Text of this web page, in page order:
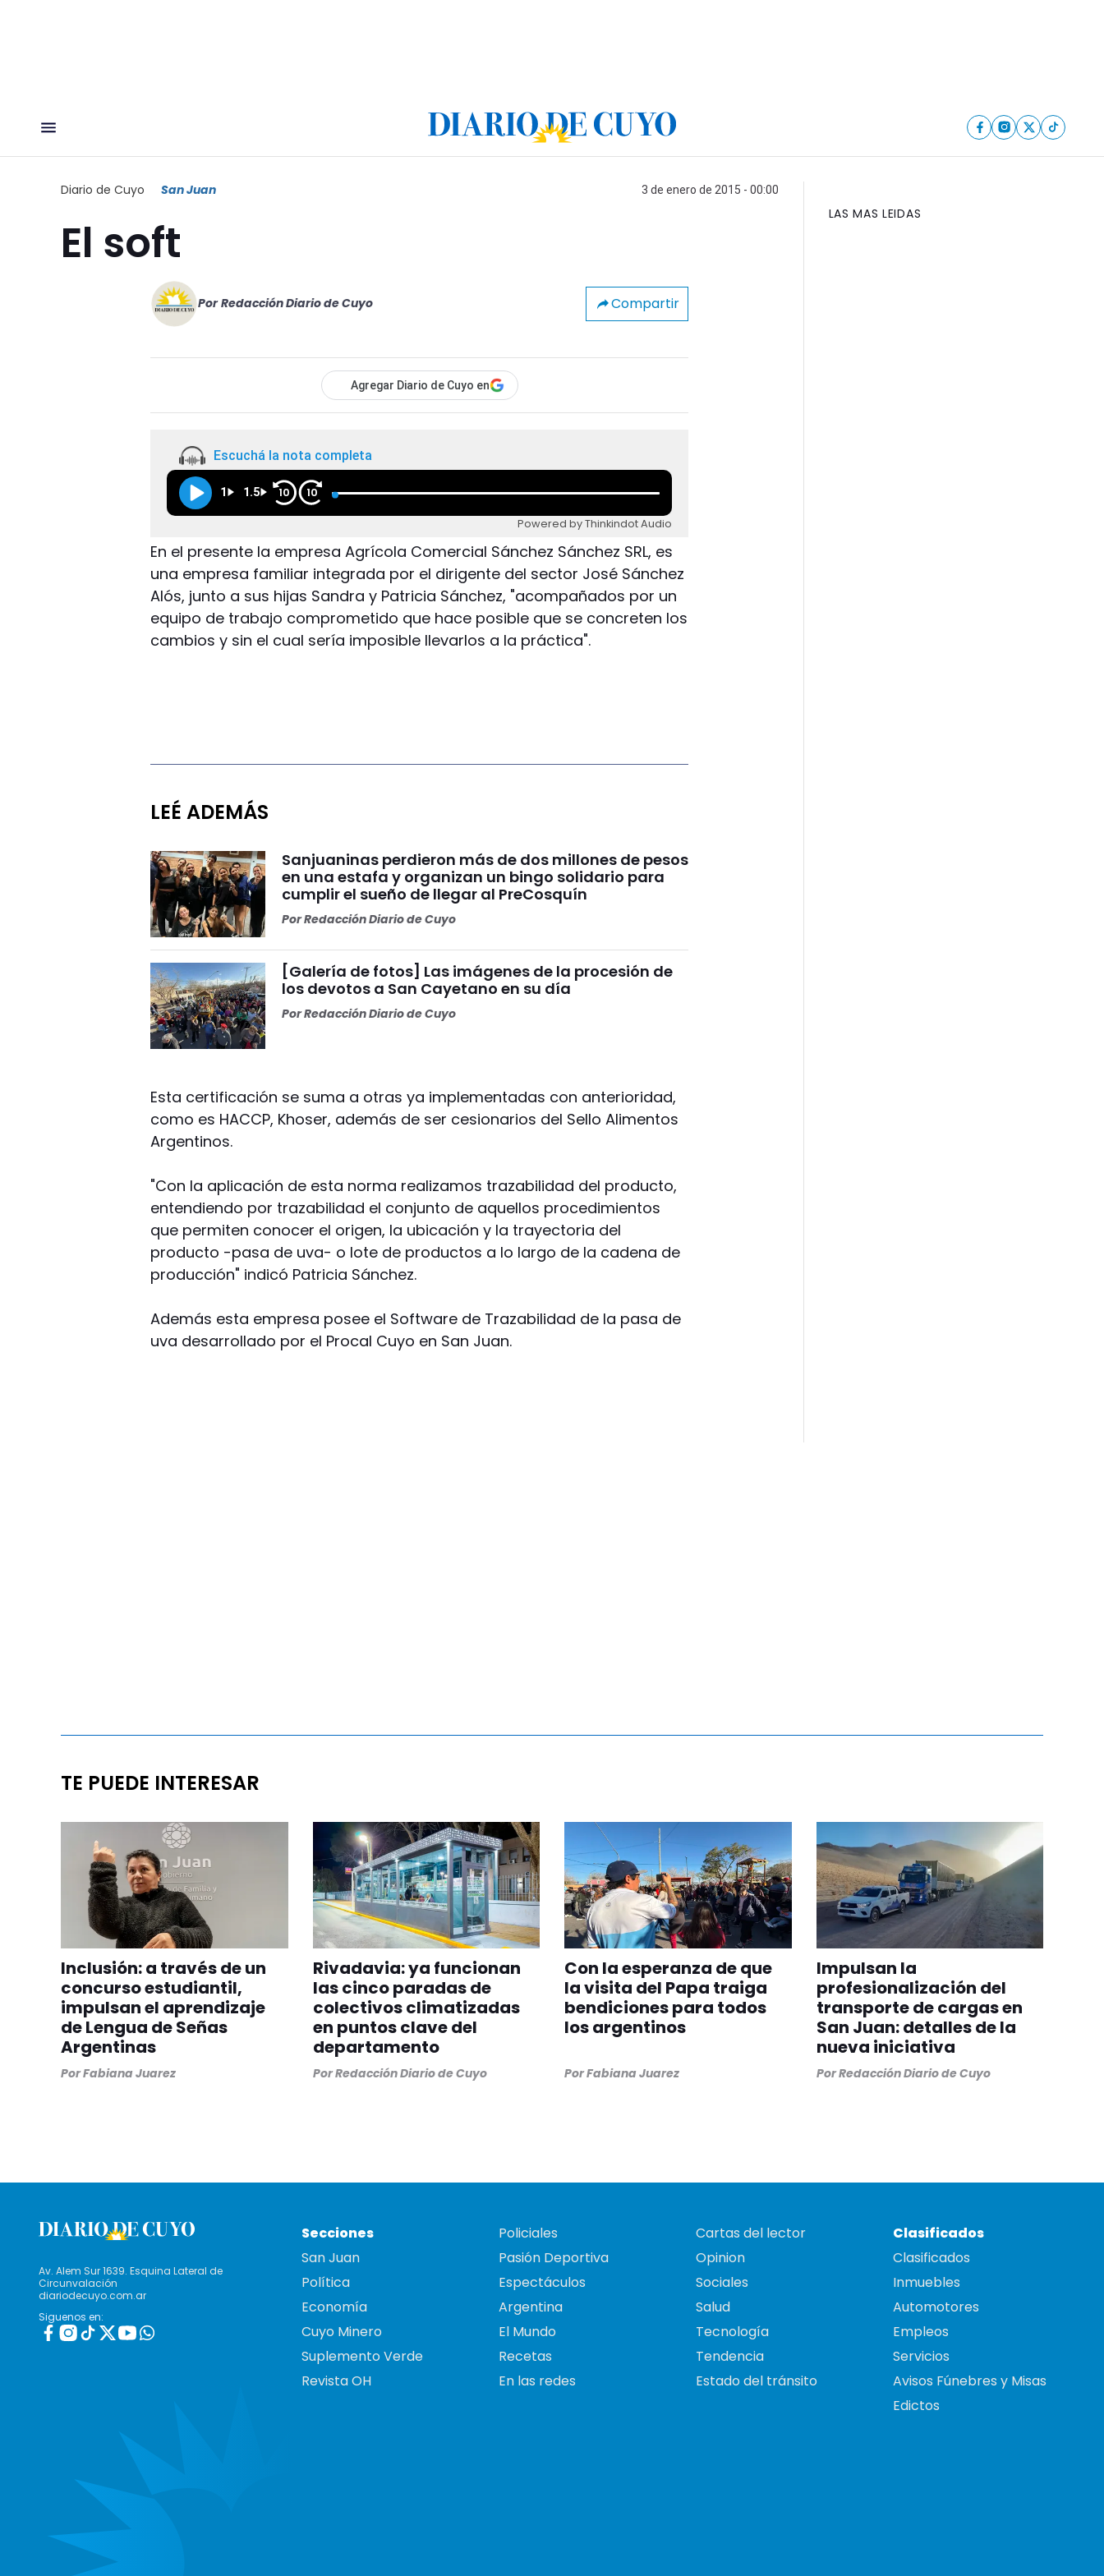
Diario de Cuyo San Juan 3 de enero de 2015 - 00:00
El soft
Por Redacción Diario de Cuyo Compartir
Agregar Diario de Cuyo en
Escuchá la nota completa
1 1.5 10 10
Powered by Thinkindot Audio
En el presente la empresa Agrícola Comercial Sánchez Sánchez SRL, es
una empresa familiar integrada por el dirigente del sector José Sánchez
Alós, junto a sus hijas Sandra y Patricia Sánchez, "acompañados por un
equipo de trabajo comprometido que hace posible que se concreten los
cambios y sin el cual sería imposible llevarlos a la práctica".
LEÉ ADEMÁS
Sanjuaninas perdieron más de dos millones de pesos
en una estafa y organizan un bingo solidario para
cumplir el sueño de llegar al PreCosquín
PorRedacción Diario de Cuyo
[Galería de fotos] Las imágenes de la procesión de
los devotos a San Cayetano en su día
PorRedacción Diario de Cuyo
Esta certificación se suma a otras ya implementadas con anterioridad,
como es HACCP, Khoser, además de ser cesionarios del Sello Alimentos
Argentinos.
"Con la aplicación de esta norma realizamos trazabilidad del producto,
entendiendo por trazabilidad el conjunto de aquellos procedimientos
que permiten conocer el origen, la ubicación y la trayectoria del
producto -pasa de uva- o lote de productos a lo largo de la cadena de
producción" indicó Patricia Sánchez.
Además esta empresa posee el Software de Trazabilidad de la pasa de
uva desarrollado por el Procal Cuyo en San Juan.
LAS MAS LEIDAS
TE PUEDE INTERESAR
Inclusión: a través de un
concurso estudiantil,
impulsan el aprendizaje
de Lengua de Señas
Argentinas
PorFabiana Juarez
Rivadavia: ya funcionan
las cinco paradas de
colectivos climatizadas
en puntos clave del
departamento
PorRedacción Diario de Cuyo
Con la esperanza de que
la visita del Papa traiga
bendiciones para todos
los argentinos
PorFabiana Juarez
Impulsan la
profesionalización del
transporte de cargas en
San Juan: detalles de la
nueva iniciativa
PorRedacción Diario de Cuyo
Av. Alem Sur 1639. Esquina Lateral de
Circunvalación
diariodecuyo.com.ar
Siguenos en:
Secciones
San Juan
Política
Economía
Cuyo Minero
Suplemento Verde
Revista OH
Policiales
Pasión Deportiva
Espectáculos
Argentina
El Mundo
Recetas
En las redes
Cartas del lector
Opinion
Sociales
Salud
Tecnología
Tendencia
Estado del tránsito
Clasificados
Clasificados
Inmuebles
Automotores
Empleos
Servicios
Avisos Fúnebres y Misas
Edictos